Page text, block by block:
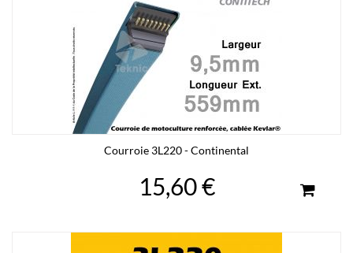
Courroie 3L220 - Continental
15,60 €